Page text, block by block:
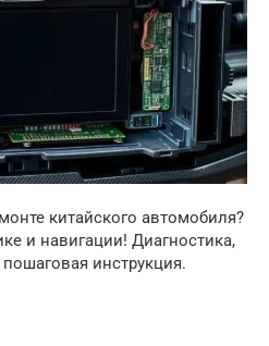
китайского автомобиля?
и навигации! Диагностика,
инструкция.